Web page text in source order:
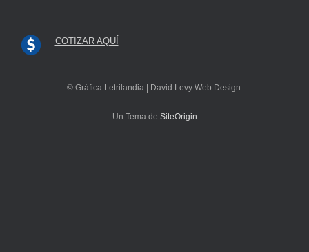
COTIZAR AQUÍ
© Gráfica Letrilandia | David Levy Web Design.
Un Tema de SiteOrigin